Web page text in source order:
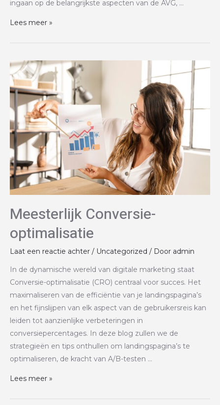
ingaan op de belangrijkste aspecten van de AVG, …
Lees meer »
Meesterlijk Conversie-
optimalisatie
Laat een reactie achter / Uncategorized / Door admin
In de dynamische wereld van digitale marketing staat
Conversie-optimalisatie (CRO) centraal voor succes. Het
maximaliseren van de efficiëntie van je landingspagina’s
en het fijnslijpen van elk aspect van de gebruikersreis kan
leiden tot aanzienlijke verbeteringen in
conversiepercentages. In deze blog zullen we de
strategieën en tips onthullen om landingspagina’s te
optimaliseren, de kracht van A/B-testen …
Lees meer »